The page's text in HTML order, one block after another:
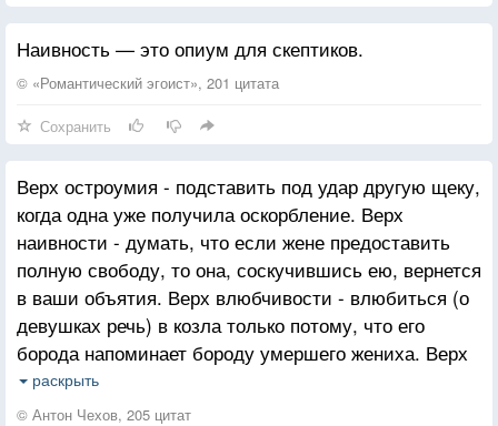
Наивность — это опиум для скептиков.
© «Романтический эгоист», 201 цитата
Сохранить
Верх остроумия - подставить под удар другую щеку,
когда одна уже получила оскорбление. Верх
наивности - думать, что если жене предоставить
полную свободу, то она, соскучившись ею, вернется
в ваши объятия. Верх влюбчивости - влюбиться (о
девушках речь) в козла только потому, что его
борода напоминает бороду умершего жениха. Верх
веселости - лежа в гробе, подсмеиваться над
"родственниками", ищущими завещания.
раскрыть
© Антон Чехов, 205 цитат